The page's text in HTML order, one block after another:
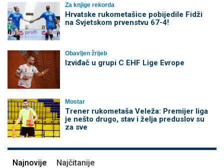
Za knjige rekorda
Hrvatske rukometašice pobijedile Fidži
na Svjetskom prvenstvu 67-4!
Obavljen žrijeb
Izviđač u grupi C EHF Lige Evrope
Mostar
Trener rukometaša Veleža: Premijer liga
je nešto drugo, stav i želja preduslov su
za sve
Najnovije Najčitanije